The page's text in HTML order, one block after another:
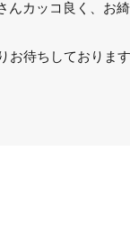
カッコ良く、お綺
お待ちしております